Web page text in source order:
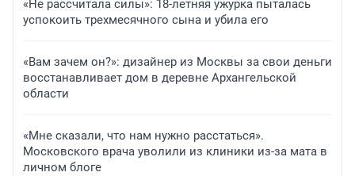
«Не рассчитала силы»: 18-летняя ужурка пыталась
успокоить трехмесячного сына и убила его
«Вам зачем он?»: дизайнер из Москвы за свои деньги
восстанавливает дом в деревне Архангельской
области
«Мне сказали, что нам нужно расстаться».
Московского врача уволили из клиники из-за мата в
личном блоге